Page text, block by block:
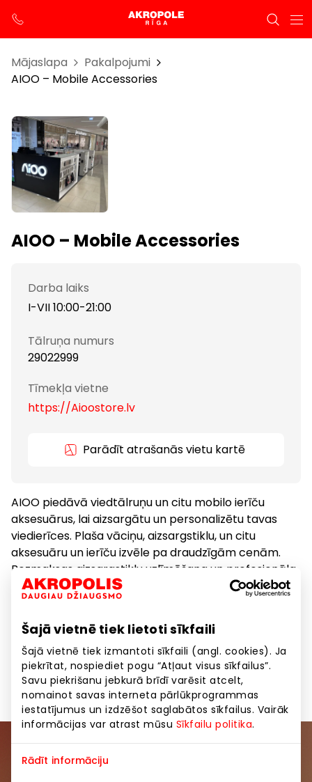
Šajā vietnē tiek lietoti sīkfaili
Šajā vietnē tiek izmantoti sīkfaili (angl. cookies). Ja
piekrītat, nospiediet pogu “Atļaut visus sīkfailus”.
Savu piekrišanu jebkurā brīdī varēsit atcelt,
nomainot savas interneta pārlūkprogrammas
iestatījumus un izdzēšot saglabātos sīkfailus. Vairāk
informācijas var atrast mūsu Sīkfailu politika.
Rādīt informāciju
Mājaslapa
Pakalpojumi
AIOO – Mobile Accessories
AIOO – Mobile Accessories
Darba laiks
I-VII 10:00-21:00
Tālruņa numurs
29022999
Tīmekļa vietne
https://Aioostore.lv
Parādīt atrašanās vietu kartē
AIOO piedāvā viedtālruņu un citu mobilo ierīču
aksesuārus, lai aizsargātu un personalizētu tavas
viedierīces. Plaša vāciņu, aizsargstiklu, un citu
aksesuāru un ierīču izvēle pa draudzīgām cenām.
Bezmaksas aizsargstiklu uzlīmēšana un profesionāla
apkalpošana.
Dāvanas, aksesuāri Pakalpojumi
Telekomunikācijas
Pievienojieties mūsu kopienai